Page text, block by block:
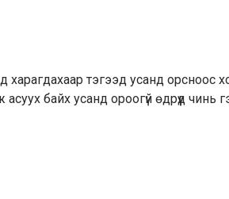
харагдахаар тэгээд усанд орсноос
байх усанд ороогүй өдрүүд чинь